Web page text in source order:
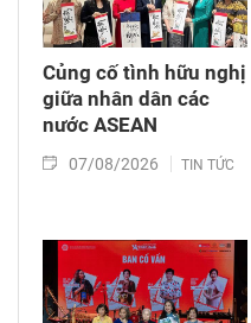
Củng cố tình hữu nghị
giữa nhân dân các
nước ASEAN
07/08/2026 TIN TỨC